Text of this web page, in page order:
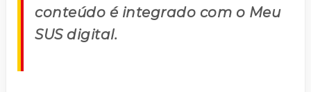
conteúdo é integrado com o Meu
SUS digital.